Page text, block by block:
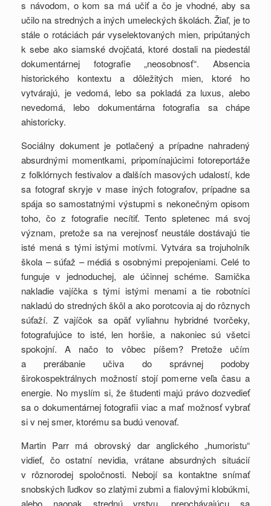
s návodom, o kom sa má učiť a čo je vhodné, aby sa
učilo na stredných a iných umeleckých školách. Žiaľ, je to
stále o rotáciách pár vyselektovaných mien, pripútaných
k sebe ako siamské dvojčatá, ktoré dostali na piedestál
dokumentárnej fotografie „neosobnosť“. Absencia
historického kontextu a dôležitých mien, ktoré ho
vytvárajú, je vedomá, lebo sa pokladá za luxus, alebo
nevedomá, lebo dokumentárna fotografia sa chápe
ahistoricky.
Sociálny dokument je potlačený a prípadne nahradený
absurdnými momentkami, pripomínajúcimi fotoreportáže
z folklórnych festivalov a ďalších masových udalostí, kde
sa fotograf skryje v mase iných fotografov, prípadne sa
spája so samostatnými výstupmi s nekonečným opisom
toho, čo z fotografie necítiť. Tento spletenec má svoj
význam, pretože sa na verejnosť neustále dostávajú tie
isté mená s tými istými motívmi. Vytvára sa trojuholník
škola – súťaž – médiá s osobnými prepojeniami. Celé to
funguje v jednoduchej, ale účinnej schéme. Samička
nakladie vajíčka s tými istými menami a tie robotníci
nakladú do stredných škôl a ako porotcovia aj do rôznych
súťaží. Z vajíčok sa opäť vyliahnu hybridné tvorčeky,
fotografujúce to isté, len horšie, a nakoniec sú všetci
spokojní. A načo to vôbec píšem? Pretože učím
a prerábanie učiva do správnej podoby
širokospektrálnych možností stojí pomerne veľa času a
energie. No myslím si, že študenti majú právo dozvedieť
sa o dokumentárnej fotografii viac a mať možnosť vybrať
si v nej smer, ktorému sa budú venovať.
Martin Parr má obrovský dar anglického „humoristu“
vidieť, čo ostatní nevidia, vrátane absurdných situácií
v rôznorodej spoločnosti. Nebojí sa kontaktne snímať
snobských ľudkov so zlatými zubmi a fialovými klobúkmi,
alebo naopak strednú vrstvu, prepchávajúcu sa